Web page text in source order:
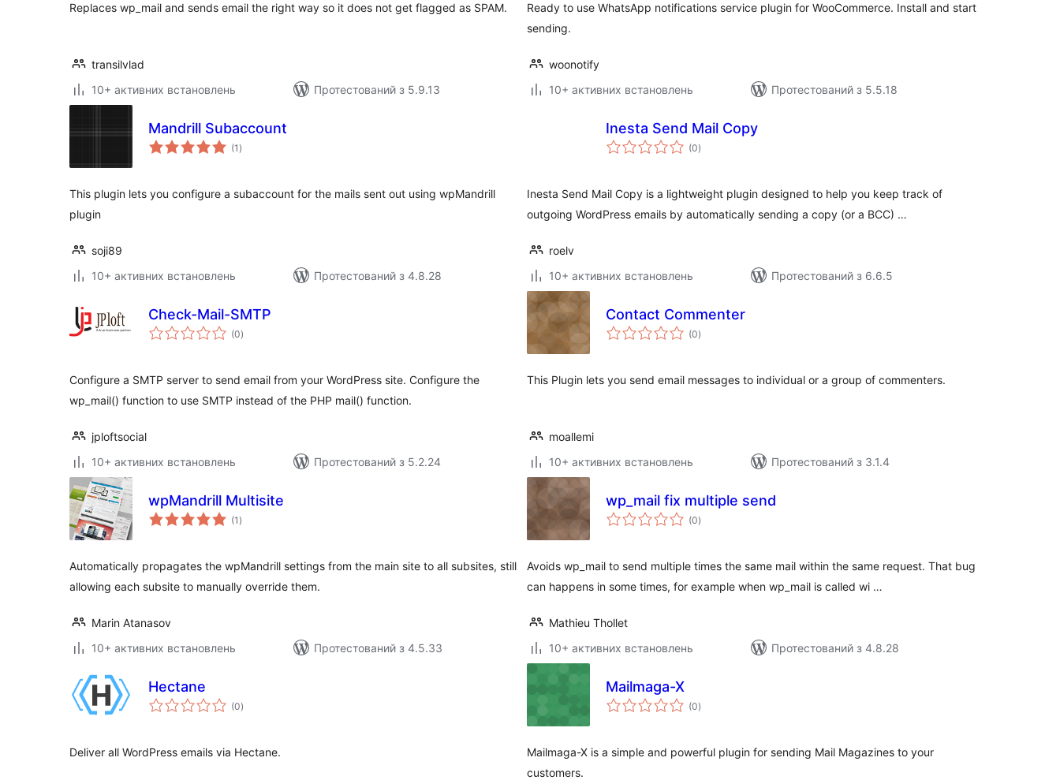
Replaces wp_mail and sends email the right way so it does not get flagged as SPAM.
transilvlad
10+ активних встановлень
Протестований з 5.9.13
Ready to use WhatsApp notifications service plugin for WooCommerce. Install and start
sending.
woonotify
10+ активних встановлень
Протестований з 5.5.18
Mandrill Subaccount
(1 загальний
рейтинг
)
This plugin lets you configure a subaccount for the mails sent out using wpMandrill
plugin
soji89
10+ активних встановлень
Протестований з 4.8.28
Inesta Send Mail Copy
(0загальний
рейтинг
)
Inesta Send Mail Copy is a lightweight plugin designed to help you keep track of
outgoing WordPress emails by automatically sending a copy (or a BCC) …
roelv
10+ активних встановлень
Протестований з 6.6.5
Check-Mail-SMTP
(0загальний
рейтинг
)
Configure a SMTP server to send email from your WordPress site. Configure the
wp_mail() function to use SMTP instead of the PHP mail() function.
jploftsocial
10+ активних встановлень
Протестований з 5.2.24
Contact Commenter
(0загальний
рейтинг
)
This Plugin lets you send email messages to individual or a group of commenters.
moallemi
10+ активних встановлень
Протестований з 3.1.4
wpMandrill Multisite
(1 загальний
рейтинг
)
Automatically propagates the wpMandrill settings from the main site to all subsites, still
allowing each subsite to manually override them.
Marin Atanasov
10+ активних встановлень
Протестований з 4.5.33
wp_mail fix multiple send
(0загальний
рейтинг
)
Avoids wp_mail to send multiple times the same mail within the same request. That bug
can happens in some times, for example when wp_mail is called wi …
Mathieu Thollet
10+ активних встановлень
Протестований з 4.8.28
Hectane
(0загальний
рейтинг
)
Deliver all WordPress emails via Hectane.
Mailmaga-X
(0загальний
рейтинг
)
Mailmaga-X is a simple and powerful plugin for sending Mail Magazines to your
customers.